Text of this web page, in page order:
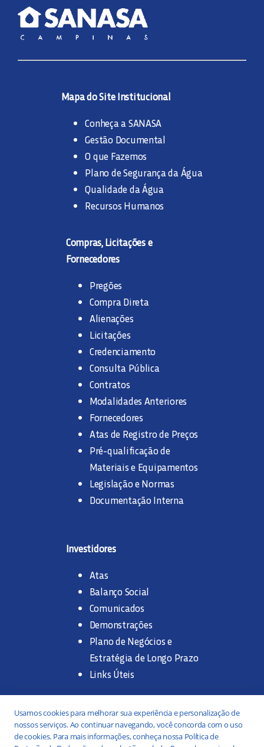
Mapa do Site Institucional
Conheça a SANASA
Gestão Documental
O que Fazemos
Plano de Segurança da Água
Qualidade da Água
Recursos Humanos
Compras, Licitações e
Fornecedores
Pregões
Compra Direta
Alienações
Licitações
Credenciamento
Consulta Pública
Contratos
Modalidades Anteriores
Fornecedores
Atas de Registro de Preços
Pré-qualificação de
Materiais e Equipamentos
Legislação e Normas
Documentação Interna
Investidores
Atas
Balanço Social
Comunicados
Demonstrações
Plano de Negócios e
Estratégia de Longo Prazo
Links Úteis
Trabalhe na SANASA
Concurso Público
Usamos cookies para melhorar sua experiência e personalização de
nossos serviços. Ao continuar navegando, você concorda com o uso
de cookies. Para mais informações, conheça nossa Política de